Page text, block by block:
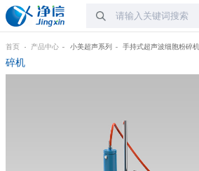
首页 产品中心 小美超声系列 手持式超声波细胞粉碎机
碎机